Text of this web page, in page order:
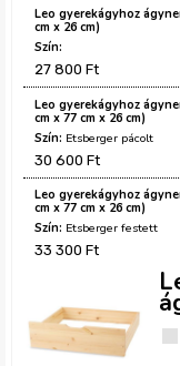
Leo gyerekágyhoz
cm x 26 cm)
27 800 Ft
Leo gyerekágyhoz
cm x 77 cm x 26 cm)
Etsberger pácolt
30 600 Ft
Leo gyerekágyhoz
cm x 77 cm x 26 cm)
Etsberger festett
33 300 Ft